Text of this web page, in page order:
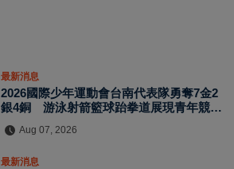
最新消息
2026國際少年運動會台南代表隊勇奪7金2
銀4銅 游泳射箭籃球跆拳道展現青年競技
Aug 07, 2026
最新消息